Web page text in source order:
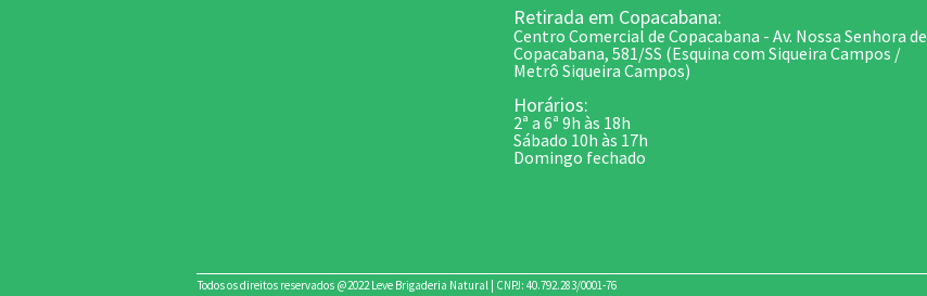
Retirada em Copacabana:
Centro Comercial de Copacabana - Av. Nossa Senhora de
Copacabana, 581/SS (Esquina com Siqueira Campos /
Metrô Siqueira Campos)
Horários:
2ª a 6ª 9h às 18h
Sábado 10h às 17h
Domingo fechado
Todos os direitos reservados @2022 Leve Brigaderia Natural | CNPJ: 40.792.283/0001-76